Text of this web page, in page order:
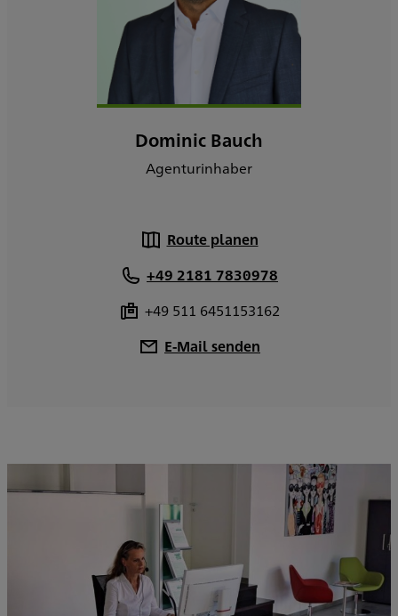
Dominic Bauch
Agenturinhaber
Route planen
+49 2181 7830978
+49 511 6451153162
E-Mail senden